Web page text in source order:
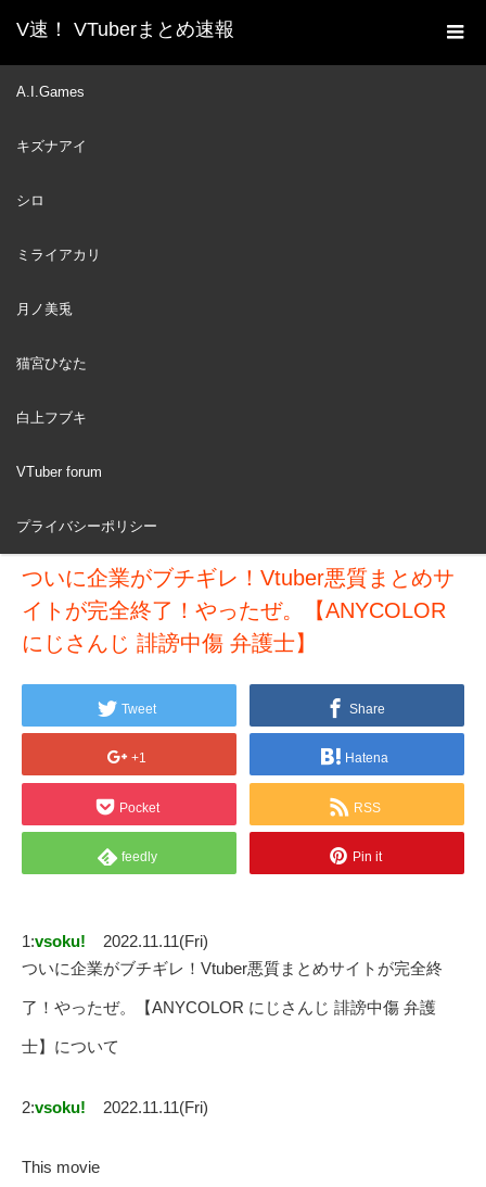
V速！ VTuberまとめ速報
A.I.Games
キズナアイ
シロ
ミライアカリ
月ノ美兎
猫宮ひなた
白上フブキ
VTuber forum
プライバシーポリシー
ホーム
新着動画一覧
にじさんじ 誹謗中傷 弁護士】
NOV
ついに企業がブチギレ！Vtuber悪質まとめサ
イトが完全終了！やったぜ。【ANYCOLOR
にじさんじ 誹謗中傷 弁護士】
Tweet Share
+1 Hatena
Pocket RSS
feedly Pin it
1:vsoku!
2022.11.11(Fri)
ついに企業がブチギレ！Vtuber悪質まとめサイトが完全終
了！やったぜ。【ANYCOLOR にじさんじ 誹謗中傷 弁護
士】について
2:vsoku! 2022.11.11(Fri)
This movie